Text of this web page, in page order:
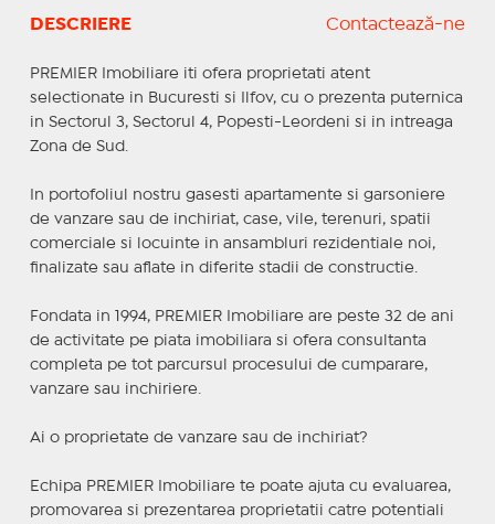
DESCRIERE Contactează-ne
PREMIER Imobiliare iti ofera proprietati atent
selectionate in Bucuresti si Ilfov, cu o prezenta puternica
in Sectorul 3, Sectorul 4, Popesti-Leordeni si in intreaga
Zona de Sud.
In portofoliul nostru gasesti apartamente si garsoniere
de vanzare sau de inchiriat, case, vile, terenuri, spatii
comerciale si locuinte in ansambluri rezidentiale noi,
finalizate sau aflate in diferite stadii de constructie.
Fondata in 1994, PREMIER Imobiliare are peste 32 de ani
de activitate pe piata imobiliara si ofera consultanta
completa pe tot parcursul procesului de cumparare,
vanzare sau inchiriere.
Ai o proprietate de vanzare sau de inchiriat?
Echipa PREMIER Imobiliare te poate ajuta cu evaluarea,
promovarea si prezentarea proprietatii catre potentiali